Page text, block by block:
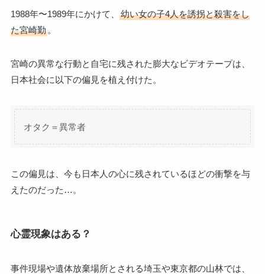
1988年〜1989年にかけて、
幼い女の子4人を誘拐と殺害をし
た宮崎勤。
宮崎の異常な行動と自宅に残された膨大なビデオテープは、
日本社会に以下の偏見を植え付けた。
オタク＝異常者
この偏見は、今も日本人の心に残されているほどの衝撃を与
えたのだった…。
心霊現象はある？
事件現場や遺体放棄場所とされる埼玉や東京都の山林では、